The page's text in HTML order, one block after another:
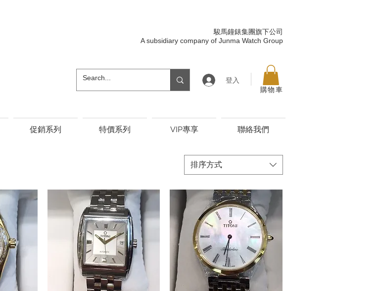
駿馬鐘錶集團旗下公司
A subsidiary company of Junma Watch Group
登入
購物車
促銷系列 特價系列 VIP專享 聯絡我們
排序方式